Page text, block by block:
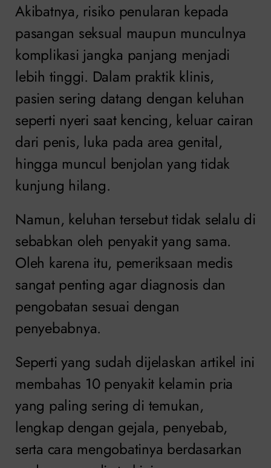
Akibatnya, risiko penularan kepada
pasangan seksual maupun munculnya
komplikasi jangka panjang menjadi
lebih tinggi. Dalam praktik klinis,
pasien sering datang dengan keluhan
seperti nyeri saat kencing, keluar cairan
dari penis, luka pada area genital,
hingga muncul benjolan yang tidak
kunjung hilang.
Namun, keluhan tersebut tidak selalu di
sebabkan oleh penyakit yang sama.
Oleh karena itu, pemeriksaan medis
sangat penting agar diagnosis dan
pengobatan sesuai dengan
penyebabnya.
Seperti yang sudah dijelaskan artikel ini
membahas 10 penyakit kelamin pria
yang paling sering di temukan,
lengkap dengan gejala, penyebab,
serta cara mengobatinya berdasarkan